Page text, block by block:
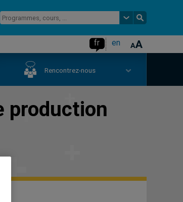
fr en
Rencontrez-nous
production